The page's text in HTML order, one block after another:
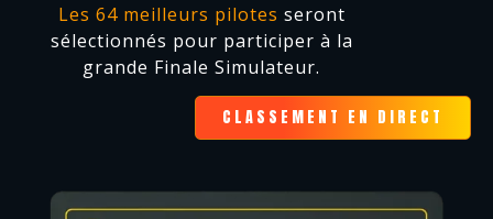
Les 64 meilleurs pilotes seront
sélectionnés pour participer à la
grande Finale Simulateur.
CLASSEMENT EN DIRECT